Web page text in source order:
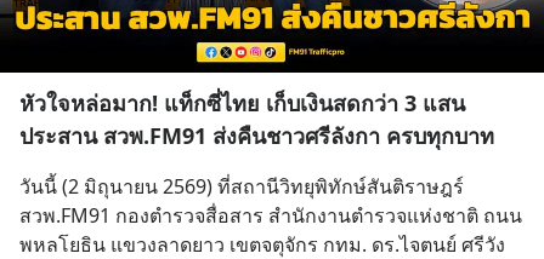
หัวใจหล่อมาก! แท็กซี่ไทย เก็บเงินสดกว่า 3 แสน
ประสาน สวพ.FM91 ส่งคืนชาวศรีลังกา ครบทุกบาท
วันนี้ (2 มิถุนายน 2569) ที่สถานีวิทยุพิทักษ์สันติราษฎร์
สวพ.FM91 กองตำรวจสื่อสาร สำนักงานตำรวจแห่งชาติ ถนน
พหลโยธิน แขวงลาดยาว เขตจตุจักร กทม. ดร.ไจตนย์ ศรีวัง